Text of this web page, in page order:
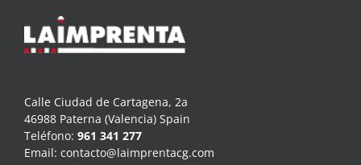
Calle Ciudad de Cartagena, 2a
46988 Paterna (Valencia) Spain
Teléfono: 961 341 277
Email: contacto@laimprentacg.com